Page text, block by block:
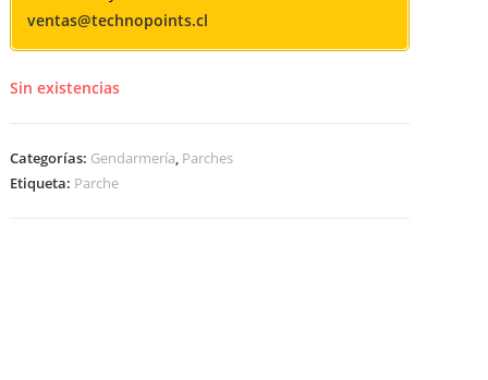
ventas@technopoints.cl
Sin existencias
Categorías: Gendarmería, Parches
Etiqueta: Parche